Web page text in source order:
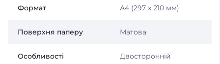
Формат А4 (297 x 210 мм)
Поверхня паперу Матова
Особливості Двосторонній